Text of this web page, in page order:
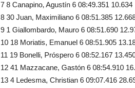
7 8 Canapino, Agustín 6 08:49.351 10.634
8 30 Juan, Maximiliano 6 08:51.385
9 1 Giallombardo, Mauro 6 08:51.690
10 18 Moriatis, Emanuel 6 08:51.905
11 19 Bonelli, Próspero 6 08:52.167
12 41 Mazzacane, Gastón 6 08:54.910
13 4 Ledesma, Christian 6 09:07.416